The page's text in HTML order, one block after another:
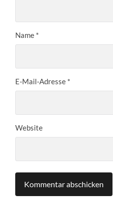
Name *
E-Mail-Adresse *
Website